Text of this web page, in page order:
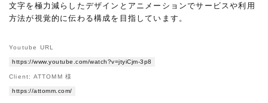
文字を極力減らしたデザインとアニメーションでサービスや利用
方法が視覚的に伝わる構成を目指しています。
Youtube URL
https://www.youtube.com/watch?v=jtyiCjm-3p8
Client: ATTOMM 様
https://attomm.com/